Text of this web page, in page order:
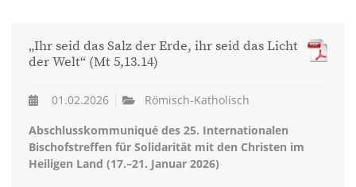
„Ihr seid das Salz der Erde, ihr seid das Licht
der Welt“ (Mt 5,13.14)
01.02.2026
Römisch-Katholisch
Abschlusskommuniqué des 25. Internationalen
Bischofstreffen für Solidarität mit den Christen im
Heiligen Land (17.–21. Januar 2026)